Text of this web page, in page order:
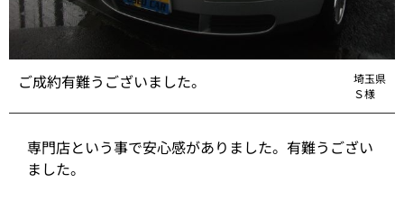
ご成約有難うございました。
埼玉県
Ｓ様
専門店という事で安心感がありました。有難うござい
ました。